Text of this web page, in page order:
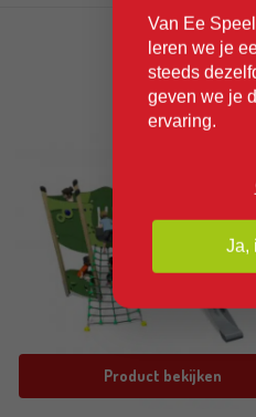
Product bekijken
Van Ee
leren we je
steeds
geven we je
ervaring.
Ja,